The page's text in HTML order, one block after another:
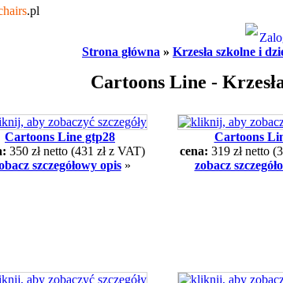
.pl
Strona główna » Krzesła szkolne i
Cartoons Line -
Cartoons Line gtp28
350 zł netto (431 zł z VAT)
szczegółowy opis»
Cartoons
cena: 319 zł netto
zobacz